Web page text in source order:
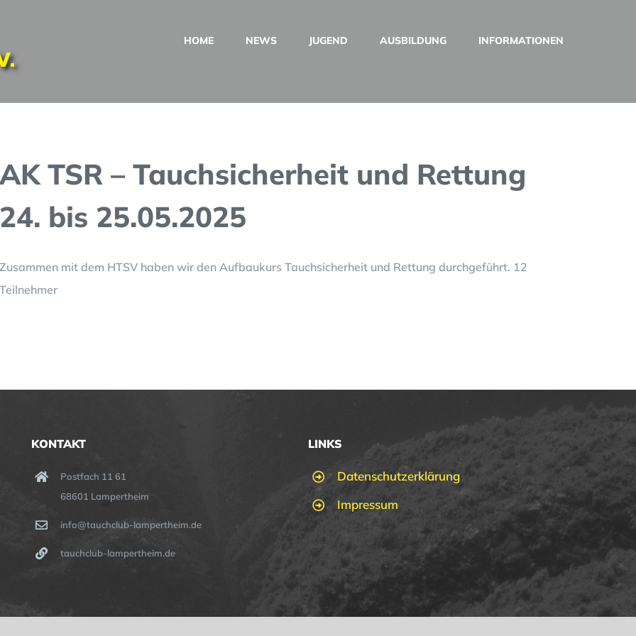
HOME NEWS JUGEND AUSBILDUNG INFORMATIONEN
AK TSR – Tauchsicherheit und Rettung
24. bis 25.05.2025
Zusammen mit dem HTSV haben wir den Aufbaukurs Tauchsicherheit und Rettung durchgeführt. 12
Teilnehmer
KONTAKT
Postfach 11 61
68601 Lampertheim
info@tauchclub-lampertheim.de
tauchclub-lampertheim.de
LINKS
Datenschutzerklärung
Impressum